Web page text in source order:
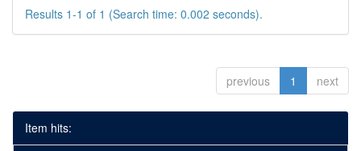
Results 1-1 of 1 (Search time: 0.002 seconds).
previous 1 next
Item hits: